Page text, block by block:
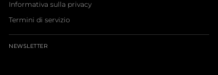
Informativa sulla privacy
Termini di servizio
NEWSLETTER